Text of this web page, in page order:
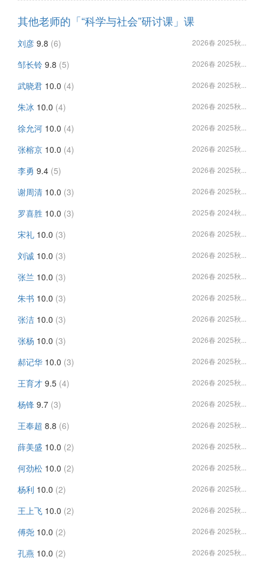
其他老师的「“科学与社会”研讨课」课
刘彦 9.8 (6) 2026春 2025秋...
邹长铃 9.8 (5) 2026春 2025秋...
武晓君 10.0 (4) 2026春 2025秋...
朱冰 10.0 (4) 2026春 2025秋...
徐允河 10.0 (4) 2026春 2025秋...
张榕京 10.0 (4) 2026春 2025秋...
李勇 9.4 (5) 2026春 2025秋...
谢周清 10.0 (3) 2026春 2025秋...
罗喜胜 10.0 (3) 2025春 2024秋...
宋礼 10.0 (3) 2026春 2025秋...
刘诚 10.0 (3) 2026春 2025秋...
张兰 10.0 (3) 2026春 2025秋...
朱书 10.0 (3) 2026春 2025秋...
张洁 10.0 (3) 2026春 2025秋...
张杨 10.0 (3) 2026春 2025秋...
郝记华 10.0 (3) 2026春 2025秋...
王育才 9.5 (4) 2026春 2025秋...
杨锋 9.7 (3) 2026春 2025秋...
王奉超 8.8 (6) 2026春 2025秋...
薛美盛 10.0 (2) 2026春 2025秋...
何劲松 10.0 (2) 2026春 2025秋...
杨利 10.0 (2) 2026春 2025秋...
王上飞 10.0 (2) 2026春 2025秋...
傅尧 10.0 (2) 2026春 2025秋...
孔燕 10.0 (2) 2026春 2025秋...